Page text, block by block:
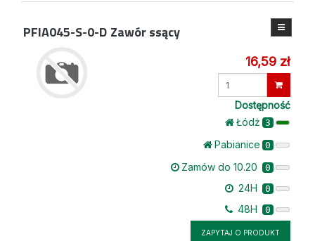
PFIA045-S-0-D Zawór ssący
16,59 zł
Dostępność
Łódż 3
Pabianice 0
Zamów do 10.20 0
24H 0
48H 0
ZAPYTAJ O PRODUKT